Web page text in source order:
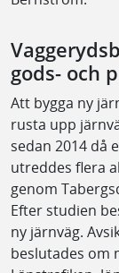
gods- och
Att bygga ny
rusta upp
sedan 2014 då
utreddes flera
genom
Efter studien
ny järnväg.
beslutades om